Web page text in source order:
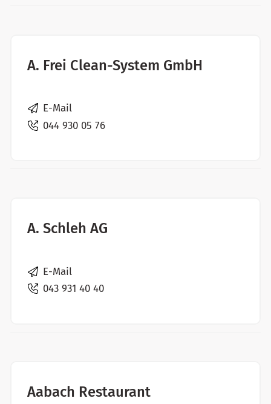
A. Frei Clean-System GmbH
E-Mail
044 930 05 76
A. Schleh AG
E-Mail
043 931 40 40
Aabach Restaurant